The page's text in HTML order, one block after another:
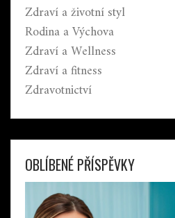
Zdraví a životní styl
Rodina a Výchova
Zdraví a Wellness
Zdraví a fitness
Zdravotnictví
OBLÍBENÉ PŘÍSPĚVKY